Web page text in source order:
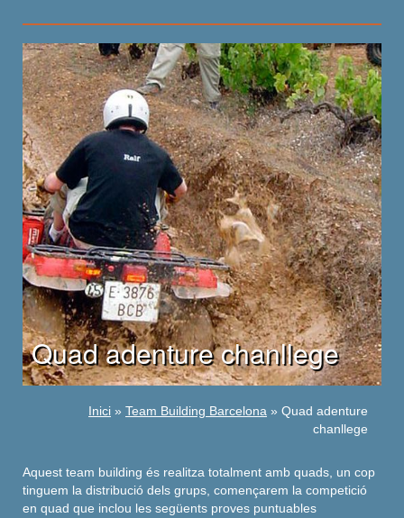
Quad adenture chanllege
Inici » Team Building Barcelona » Quad adenture
chanllege
Aquest team building és realitza totalment amb quads, un cop
tinguem la distribució dels grups, començarem la competició
en quad que inclou les següents proves puntuables